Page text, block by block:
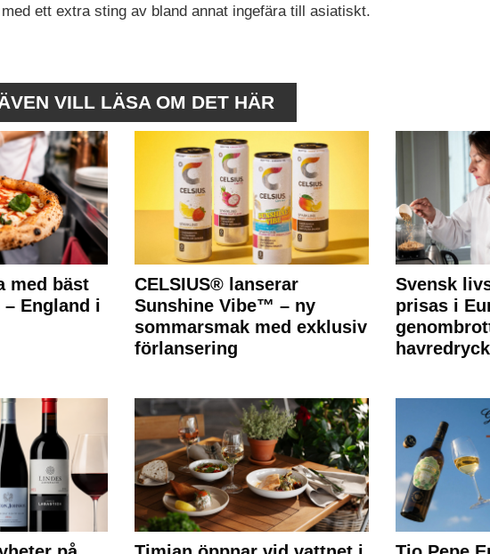
ett extra sting av bland annat ingefära till asiatiskt.
VILL LÄSA OM DET HÄR
med bäst
England i
CELSIUS® lanserar
Sunshine Vibe™ – ny
sommarsmak med exklusiv
förlansering
Svensk
prisas i